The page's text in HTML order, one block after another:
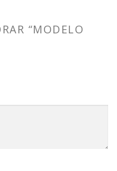
“MODELO